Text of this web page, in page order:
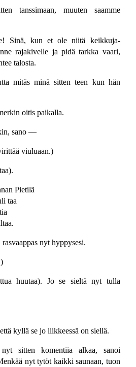
tanssimaan, muuten saamme
Sinä, kun et ole niitä keikkuja-
rajakivelle ja pidä tarkka vaari,
talosta.
mitäs minä sitten teen kun hän
oitis paikalla.
sano —
viuluaan.)
Pietilä
taa
nyt hyppysesi.
huutaa). Jo se sieltä nyt tulla
kyllä se jo liikkeessä on siellä.
sitten komentiia alkaa, sanoi
nyt tytöt kaikki saunaan, tuon